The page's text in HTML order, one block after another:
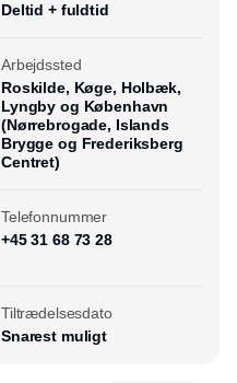
Deltid + fuldtid
Arbejdssted
Roskilde, Køge, Holbæk,
Lyngby og København
(Nørrebrogade, Islands
Brygge og Frederiksberg
Centret)
Telefonnummer
+45 31 68 73 28
Tiltrædelsesdato
Snarest muligt